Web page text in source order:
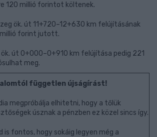
120 millió forintot költenek.
ök. út 11+720–12+630 km felújításának
millió forint jutott.
ök. út 0+000–0+910 km felújítása pedig 221
meg.
független újságírást!
megpróbálja elhitetni, hogy a tőlük
úsznak a pénzben ez közel sincs így.
is fontos, hogy sokáig legyen még a